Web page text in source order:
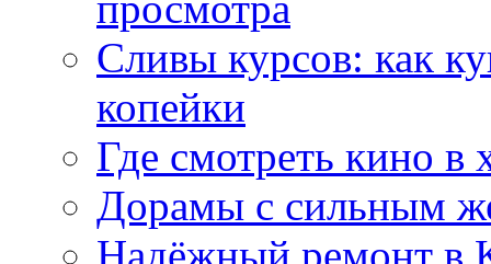
Сливы курсов: как
копейки
Где смотреть кино в
Дорамы с сильным
Надёжный ремонт в